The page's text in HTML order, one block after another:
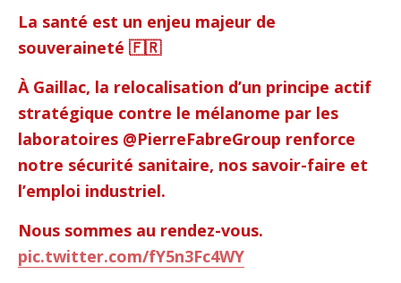
La santé est un enjeu majeur de
souveraineté 🇫🇷
À Gaillac, la relocalisation d’un principe actif
stratégique contre le mélanome par les
laboratoires @PierreFabreGroup renforce
notre sécurité sanitaire, nos savoir-faire et
l’emploi industriel.
Nous sommes au rendez-vous.
pic.twitter.com/fY5n3Fc4WY